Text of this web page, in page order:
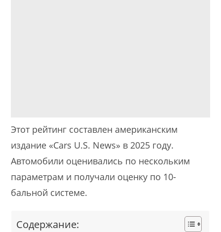
Этот рейтинг составлен американским
издание «Cars U.S. News» в 2025 году.
Автомобили оценивались по нескольким
параметрам и получали оценку по 10-
бальной системе.
Содержание: